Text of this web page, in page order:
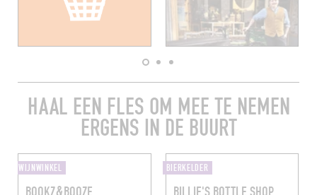
HAAL EEN FLES OM MEE TE NEMEN
ERGENS IN DE BUURT
WIJNWINKEL BIERKELDER